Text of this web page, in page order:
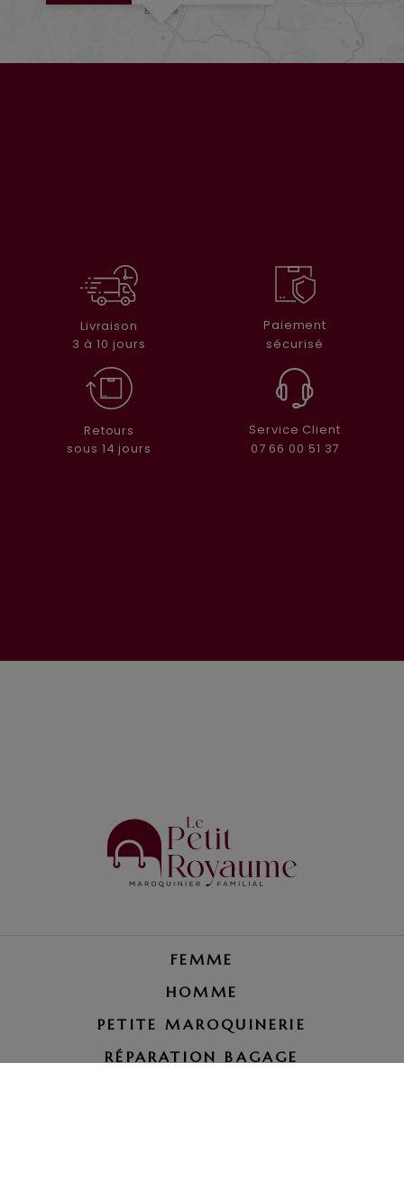
Livraison
3 à 10 jours
Paiement
sécurisé
Retours
sous 14 jours
Service Client
07 66 00 51 37
FEMME
HOMME
PETITE MAROQUINERIE
RÉPARATION BAGAGE